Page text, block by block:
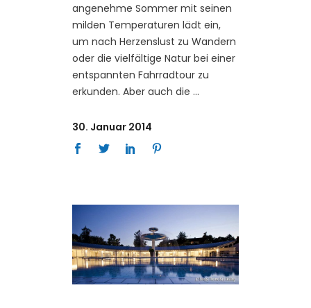
angenehme Sommer mit seinen
milden Temperaturen lädt ein,
um nach Herzenslust zu Wandern
oder die vielfältige Natur bei einer
entspannten Fahrradtour zu
erkunden. Aber auch die
30. Januar 2014